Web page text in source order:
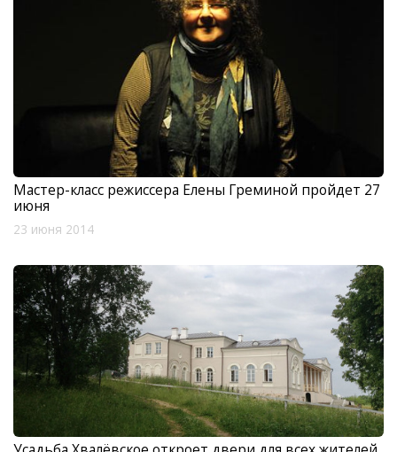
Мастер-класс режиссера Елены Греминой пройдет 27
июня
23 июня 2014